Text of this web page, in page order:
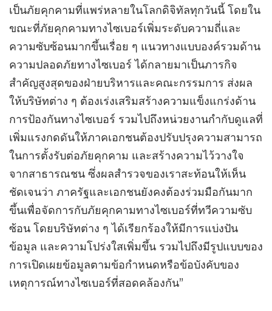
เป็นภัยคุกคามที่แพร่หลายในโลกดิจิทัลทุกวันนี้ โดยใน
ขณะที่ภัยคุกคามทางไซเบอร์เพิ่มระดับความถี่และ
ความซับซ้อนมากขึ้นเรื่อย ๆ แนวทางแบบองค์รวมด้าน
ความปลอดภัยทางไซเบอร์ ได้กลายมาเป็นภารกิจ
สำคัญสูงสุดของฝ่ายบริหารและคณะกรรมการ ส่งผล
ให้บริษัทต่าง ๆ ต้องเร่งเสริมสร้างความแข็งแกร่งด้าน
การป้องกันทางไซเบอร์ รวมไปถึงหน่วยงานกำกับดูแลที่
เพิ่มแรงกดดันให้ภาคเอกชนต้องปรับปรุงความสามารถ
ในการตั้งรับต่อภัยคุกคาม และสร้างความไว้วางใจ
จากสาธารณชน ซึ่งผลสำรวจของเราสะท้อนให้เห็น
ชัดเจนว่า ภาครัฐและเอกชนยังคงต้องร่วมมือกันมาก
ขึ้นเพื่อจัดการกับภัยคุกคามทางไซเบอร์ที่ทวีความซับ
ซ้อน โดยบริษัทต่าง ๆ ได้เรียกร้องให้มีการแบ่งปัน
ข้อมูล และความโปร่งใสเพิ่มขึ้น รวมไปถึงมีรูปแบบของ
การเปิดเผยข้อมูลตามข้อกำหนดหรือข้อบังคับของ
เหตุการณ์ทางไซเบอร์ที่สอดคล้องกัน”